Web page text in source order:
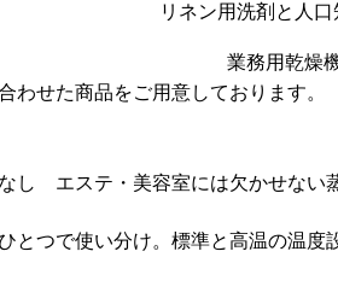
リネン用洗剤と人
業務用乾燥
わせた商品をご用意しております。
とつで使い分け。標準と高温の温度